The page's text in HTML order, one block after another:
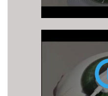
PRK